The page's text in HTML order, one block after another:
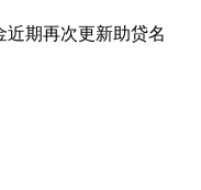
近期再次更新助贷名